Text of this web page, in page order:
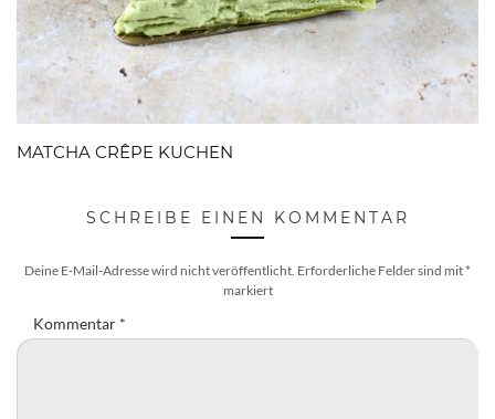
MATCHA CRÊPE KUCHEN
SCHREIBE EINEN KOMMENTAR
Deine E-Mail-Adresse wird nicht veröffentlicht. Erforderliche Felder sind mit *
markiert
Kommentar *